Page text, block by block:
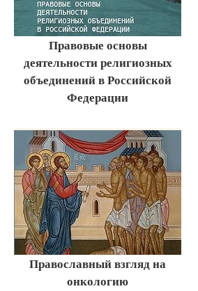
Правовые основы
деятельности религиозных
объединений в Российской
Федерации
Православный взгляд на
онкологию